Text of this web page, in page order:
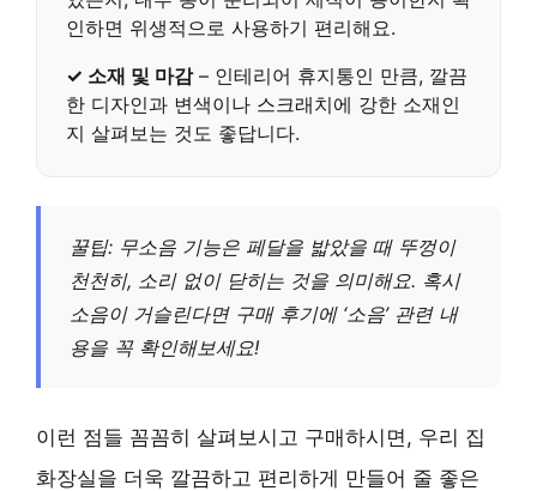
인하면 위생적으로 사용하기 편리해요.
✓ 소재 및 마감– 인테리어 휴지통인 만큼, 깔끔
한 디자인과 변색이나 스크래치에 강한 소재인
지 살펴보는 것도 좋답니다.
꿀팁: 무소음 기능은 페달을 밟았을 때 뚜껑이
천천히, 소리 없이 닫히는 것을 의미해요. 혹시
소음이 거슬린다면 구매 후기에 ‘소음’ 관련 내
용을 꼭 확인해보세요!
이런 점들 꼼꼼히 살펴보시고 구매하시면, 우리 집
화장실을 더욱 깔끔하고 편리하게 만들어 줄 좋은